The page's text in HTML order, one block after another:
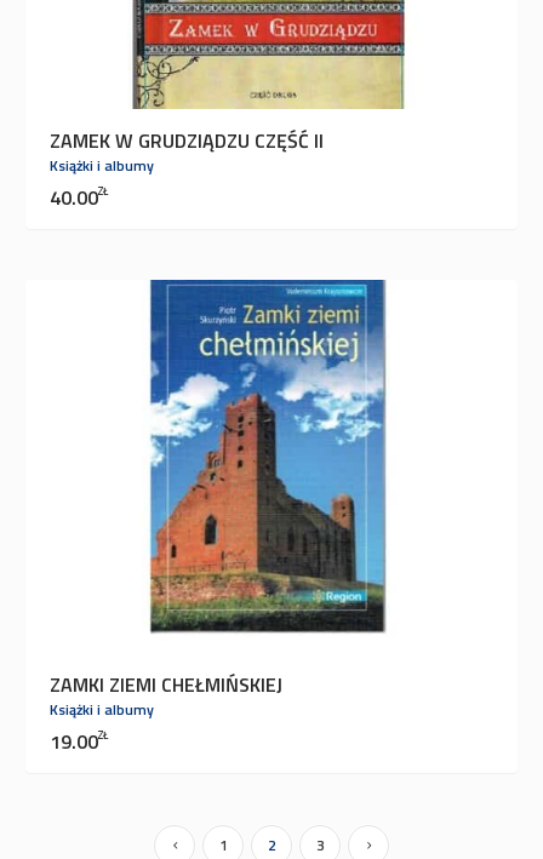
ZAMEK W GRUDZIĄDZU CZĘŚĆ II
Książki i albumy
40.00ZŁ
ZAMKI ZIEMI CHEŁMIŃSKIEJ
Książki i albumy
19.00ZŁ
1 2 3